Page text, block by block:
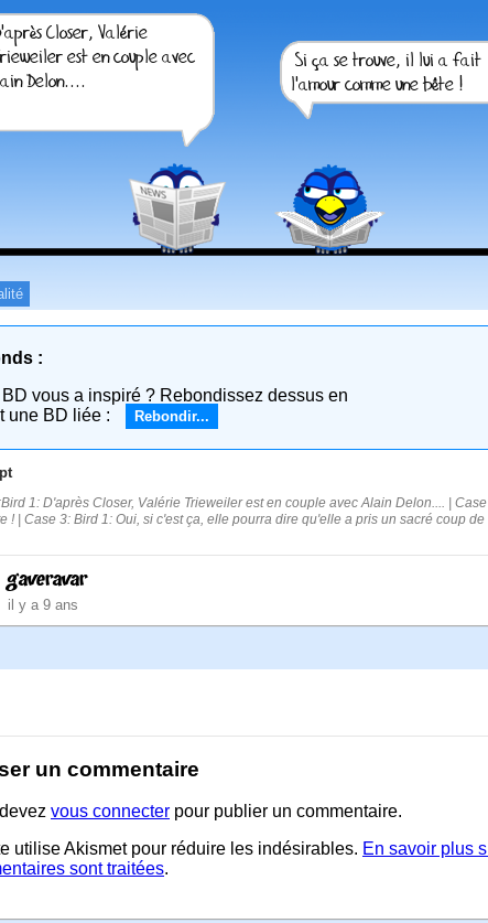
:
vous a inspiré ? Rebondissez dessus en
une BD liée :
Rebondir...
1: D'après Closer, Valérie Trieweiler est en couple avec Alain Delon.... |
! | Case 3: Bird 1: Oui, si c'est ça, elle pourra dire qu'elle a pris un sacré coup de
gaveravar
il y a 9 ans
un commentaire
vous connecter pour publier un commentaire.
utilise Akismet pour réduire les indésirables. En savoir plus
sont traitées.